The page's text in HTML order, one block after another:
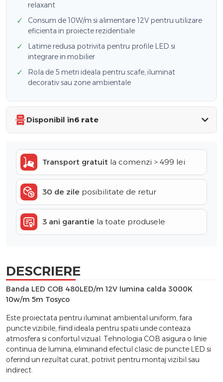
relaxant
✓
Consum de 10W/m si alimentare 12V pentru utilizare
eficienta in proiecte rezidentiale
✓
Latime redusa potrivita pentru profile LED si
integrare in mobilier
✓
Rola de 5 metri ideala pentru scafe, iluminat
decorativ sau zone ambientale
Disponibil în6 rate
Transport gratuit la comenzi > 499 lei
30 de zile posibilitate de retur
3 ani garantie la toate produsele
DESCRIERE
Banda LED COB 480LED/m 12V lumina calda 3000K
10w/m 5m Tosyco
Este proiectata pentru iluminat ambiental uniform, fara
puncte vizibile, fiind ideala pentru spatii unde conteaza
atmosfera si confortul vizual. Tehnologia COB asigura o linie
continua de lumina, eliminand efectul clasic de puncte LED si
oferind un rezultat curat, potrivit pentru montaj vizibil sau
indirect.